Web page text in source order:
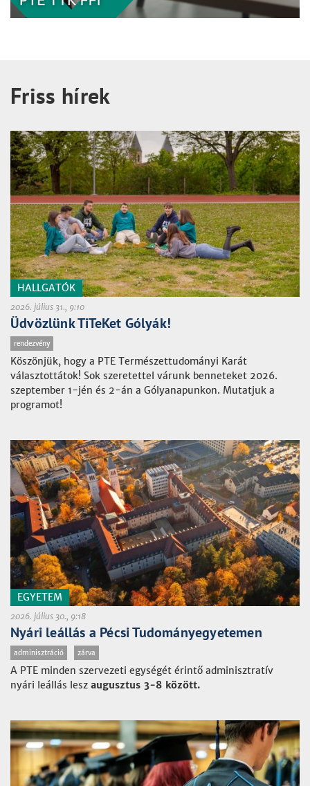
Friss hírek
HALLGATÓK
2026. július 31., 9:10
Üdvözlünk TiTeKet Gólyák!
rendezvény
Köszönjük, hogy a PTE Természettudományi Karát
választottátok! Sok szeretettel várunk benneteket 2026.
szeptember 1-jén és 2-án a Gólyanapunkon. Mutatjuk a
programot!
EGYETEM
2026. július 30., 9:18
Nyári leállás a Pécsi Tudományegyetemen
adminisztráció zárva
A PTE minden szervezeti egységét érintő adminisztratív
nyári leállás lesz augusztus 3-8 között.